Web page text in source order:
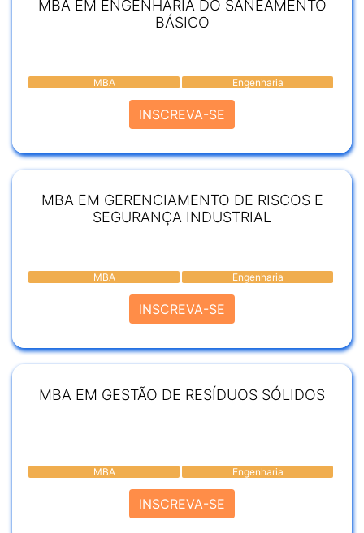
MBA EM ENGENHARIA DO SANEAMENTO
BÁSICO
MBA Engenharia
INSCREVA-SE
MBA EM GERENCIAMENTO DE RISCOS E
SEGURANÇA INDUSTRIAL
MBA Engenharia
INSCREVA-SE
MBA EM GESTÃO DE RESÍDUOS SÓLIDOS
MBA Engenharia
INSCREVA-SE